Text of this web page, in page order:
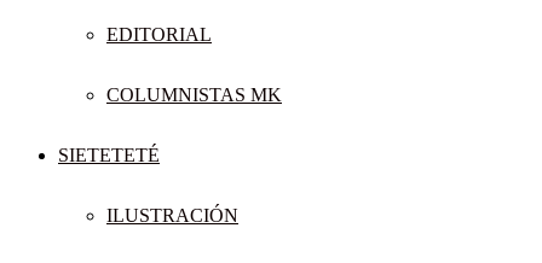
EDITORIAL
COLUMNISTAS MK
SIETETETÉ
ILUSTRACIÓN